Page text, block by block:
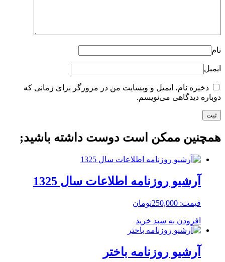
نام
ایمیل
ذخیره نام، ایمیل و وبسایت من در مرورگر برای زمانی که
دوباره دیدگاهی می‌نویسم.
همچنین ممکن است دوست داشته باشید;
آرشیو روزنامه اطلاعات سال 1325
قیمت: 250,000تومان
افزودن به سبد خرید
آرشیو روزنامه باختر